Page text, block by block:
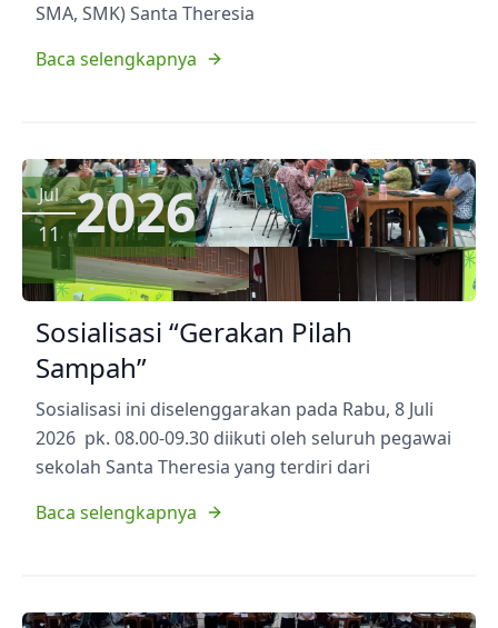
SMA, SMK) Santa Theresia
Baca selengkapnya
Jul
11 2026
Sosialisasi “Gerakan Pilah
Sampah”
Sosialisasi ini diselenggarakan pada Rabu, 8 Juli
2026 pk. 08.00-09.30 diikuti oleh seluruh pegawai
sekolah Santa Theresia yang terdiri dari
Baca selengkapnya